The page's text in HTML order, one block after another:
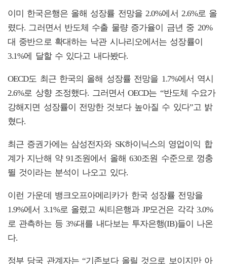
이미 한국은행은 올해 성장률 전망을 2.0%에서 2.6%로 올
렸다. 그러면서 반도체 수출 물량 증가율이 금년 중 20%
대 중반으로 확대하는 낙관 시나리오에서는 성장률이
3.1%에 달할 수 있다고 내다봤다.
OECD도 최근 한국의 올해 성장률 전망을 1.7%에서 역시
2.6%로 상향 조정했다. 그러면서 OECD는 “반도체 수요가
강해지면 성장률이 전망한 것보다 높아질 수 있다”고 밝
혔다.
최근 증권가에는 삼성전자와 SK하이닉스의 영업이익 합
계가 지난해 약 91조원에서 올해 630조원 수준으로 껑충
뛸 것이라는 분석이 나오고 있다.
이런 가운데 뱅크오프아메리카가 한국 성장률 전망을
1.9%에서 3.1%로 올렸고 씨티은행과 JP모건은 각각 3.0%
로 관측하는 등 3%대를 내다보는 투자은행(IB)들이 나온
다.
정부 당국 관계자는 “기존보다 올릴 것으로 보이지만 아